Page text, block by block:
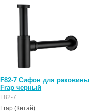
F82-7 Сифон для раковины
Frap черный
F82-7
Frap (Китай)